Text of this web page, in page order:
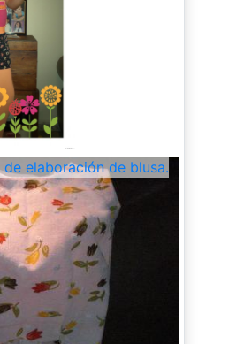
elaboración de blusa.